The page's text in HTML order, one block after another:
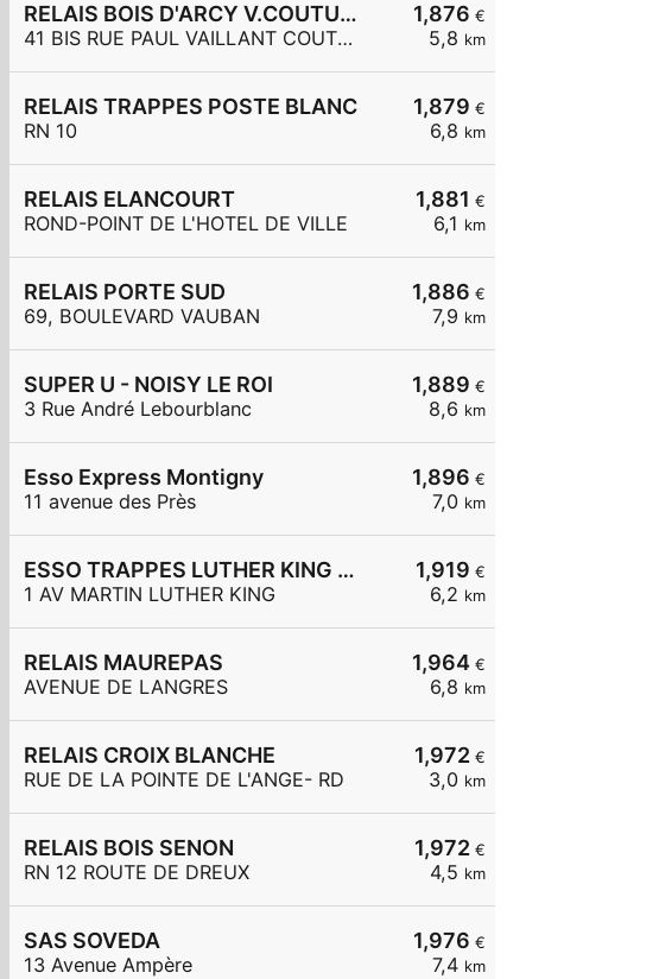
1,876 €
5,8 km
RELAIS BOIS D'ARCY V.COUTURIER
41 BIS RUE PAUL VAILLANT COUTURI
1,879 €
6,8 km
RELAIS TRAPPES POSTE BLANC
RN 10
1,881 €
6,1 km
RELAIS ELANCOURT
ROND-POINT DE L'HOTEL DE VILLE
1,886 €
7,9 km
RELAIS PORTE SUD
69, BOULEVARD VAUBAN
1,889 €
8,6 km
SUPER U - NOISY LE ROI
3 Rue André Lebourblanc
1,896 €
7,0 km
Esso Express Montigny
11 avenue des Près
1,919 €
6,2 km
ESSO TRAPPES LUTHER KING - CARREFOUR EXPRESS
1 AV MARTIN LUTHER KING
1,964 €
6,8 km
RELAIS MAUREPAS
AVENUE DE LANGRES
1,972 €
3,0 km
RELAIS CROIX BLANCHE
RUE DE LA POINTE DE L'ANGE- RD
1,972 €
4,5 km
RELAIS BOIS SENON
RN 12 ROUTE DE DREUX
1,976 €
7,4 km
SAS SOVEDA
13 Avenue Ampère